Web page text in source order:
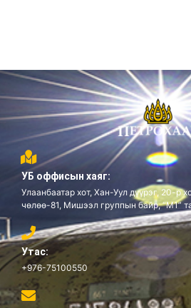
УБ оффисын хаяг:
Улаанбаатар хот, Хан-Уул дүүрэг, 20-р
чөлөө-81, Мишээл группын байр, “М1”
Утас:
+976-75100550